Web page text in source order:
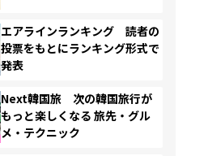
エアラインランキング 読者の
投票をもとにランキング形式で
発表
Next韓国旅 次の韓国旅行が
もっと楽しくなる 旅先・グル
メ・テクニック